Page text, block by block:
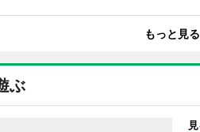
もっと見る
ぶ